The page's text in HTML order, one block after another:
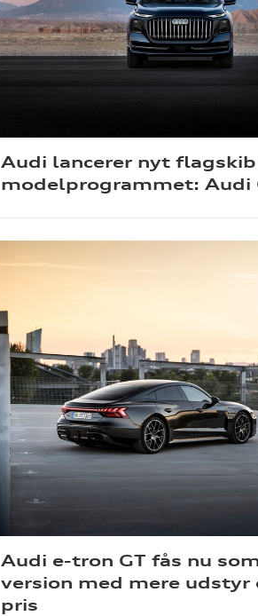
Audi lancerer nyt flagskib
modelprogrammet: Audi
Audi e-tron GT fås nu
version med mere udstyr
pris